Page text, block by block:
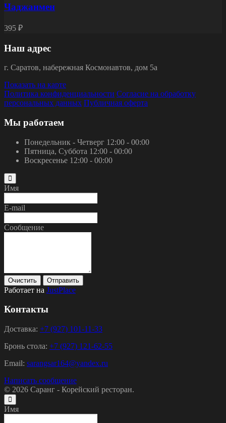
Чаджанмен
395 ₽
Наш адрес
г. Саратов, набережная Космонавтов, дом 5а
Показать на карте
Политика конфиденциальности Согласие на обработку
персональных данных Публичная оферта
Мы работаем
Понедельник - Четверг 12:00 - 00:00
Пятница, Суббота 12:00 - 00:00
Воскресенье 12:00 - 00:00
Имя
E-mail
Сообщение
Очистить Отправить
Работает на JustPlace
Контакты
Доставка: +7 (927) 101-11-33
Бронь стола: +7 (927) 121-62-55
Email: sarangsar164@yandex.ru
Написать сообщение
© 2026 Саранг - Корейский ресторан.
Имя